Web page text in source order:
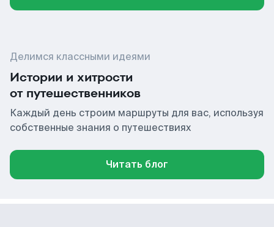
Делимся классными идеями
Истории и хитрости
от путешественников
Каждый день строим маршруты для вас, используя
собственные знания о путешествиях
Читать блог